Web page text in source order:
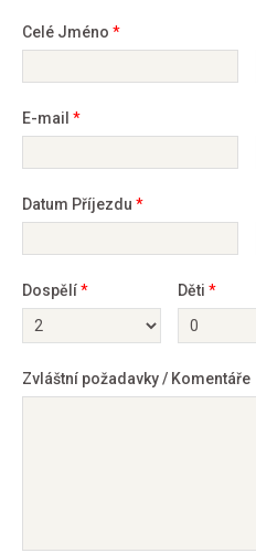
Celé Jméno *
E-mail *
Datum Příjezdu *
Dospělí* Děti *
Zvláštní požadavky / Komentáře